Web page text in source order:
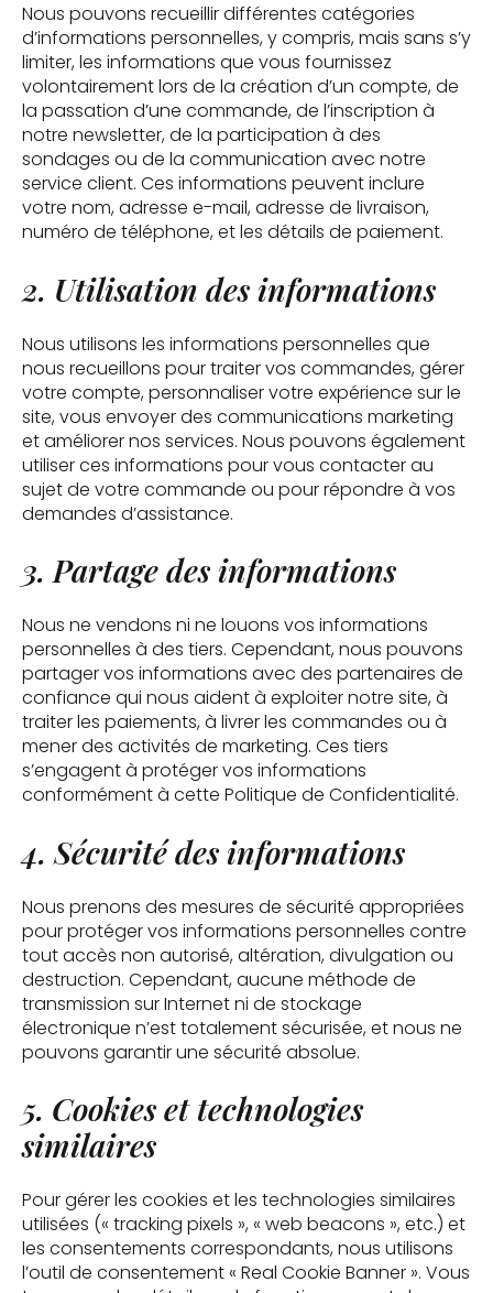
Nous pouvons recueillir différentes catégories
d’informations personnelles, y compris, mais sans s’y
limiter, les informations que vous fournissez
volontairement lors de la création d’un compte, de
la passation d’une commande, de l’inscription à
notre newsletter, de la participation à des
sondages ou de la communication avec notre
service client. Ces informations peuvent inclure
votre nom, adresse e-mail, adresse de livraison,
numéro de téléphone, et les détails de paiement.
2. Utilisation des informations
Nous utilisons les informations personnelles que
nous recueillons pour traiter vos commandes, gérer
votre compte, personnaliser votre expérience sur le
site, vous envoyer des communications marketing
et améliorer nos services. Nous pouvons également
utiliser ces informations pour vous contacter au
sujet de votre commande ou pour répondre à vos
demandes d’assistance.
3. Partage des informations
Nous ne vendons ni ne louons vos informations
personnelles à des tiers. Cependant, nous pouvons
partager vos informations avec des partenaires de
confiance qui nous aident à exploiter notre site, à
traiter les paiements, à livrer les commandes ou à
mener des activités de marketing. Ces tiers
s’engagent à protéger vos informations
conformément à cette Politique de Confidentialité.
4. Sécurité des informations
Nous prenons des mesures de sécurité appropriées
pour protéger vos informations personnelles contre
tout accès non autorisé, altération, divulgation ou
destruction. Cependant, aucune méthode de
transmission sur Internet ni de stockage
électronique n’est totalement sécurisée, et nous ne
pouvons garantir une sécurité absolue.
5. Cookies et technologies
similaires
Pour gérer les cookies et les technologies similaires
utilisées (« tracking pixels », « web beacons », etc.) et
les consentements correspondants, nous utilisons
l’outil de consentement « Real Cookie Banner ». Vous